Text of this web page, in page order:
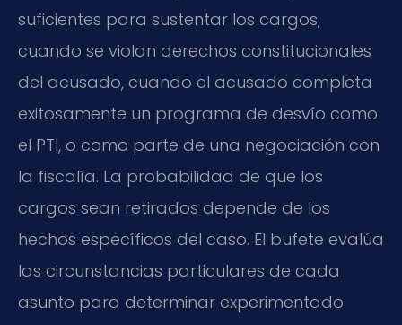
suficientes para sustentar los cargos,
cuando se violan derechos constitucionales
del acusado, cuando el acusado completa
exitosamente un programa de desvío como
el PTI, o como parte de una negociación con
la fiscalía. La probabilidad de que los
cargos sean retirados depende de los
hechos específicos del caso. El bufete evalúa
las circunstancias particulares de cada
asunto para determinar experimentado